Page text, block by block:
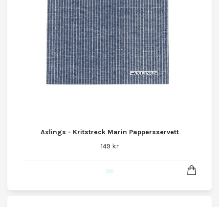
Axlings - Kritstreck Marin Pappersservett
149 kr